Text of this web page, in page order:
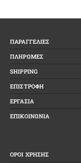
ΠΑΡΑΓΓΕΛΙΕΣ
ΠΛΗΡΩΜΕΣ
SHIPPING
ΕΠΙΣΤΡΟΦΗ
ΕΡΓΑΣΙΑ
ΕΠΙΚΟΙΝΩΝΙΑ
ΟΡΟΙ ΧΡΗΣΗΣ